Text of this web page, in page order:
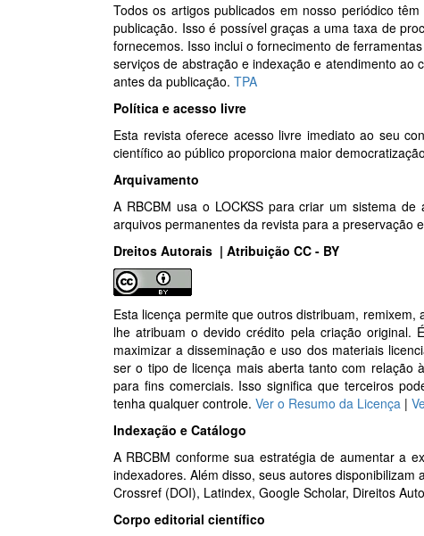
Todos os artigos publicados em nosso periódico têm
publicação. Isso é possível graças a uma taxa de
fornecemos. Isso inclui o fornecimento de
serviços de abstração e indexação e atendimento ao
antes da publicação. TPA
Política e acesso livre
Esta revista oferece acesso livre imediato ao seu
científico ao público proporciona maior
Arquivamento
A RBCBM usa o LOCKSS para criar um sistema
arquivos permanentes da revista para a preservação
Dreitos Autorais | Atribuição CC - BY
Esta licença permite que outros distribuam,
lhe atribuam o devido crédito pela criação original.
maximizar a disseminação e uso dos materiais
ser o tipo de licença mais aberta tanto com relação
para fins comerciais. Isso significa que terceiros
tenha qualquer controle. Ver o Resumo da Licença |
Indexação e Catálogo
A RBCBM conforme sua estratégia de aumentar a
indexadores. Além disso, seus autores
Crossref (DOI), Latindex, Google Scholar, Direitos
Corpo editorial científico